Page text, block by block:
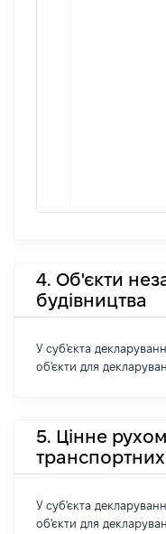
4. Об'єкти
будівництва
У суб'єкта
об'єкти для
5. Цінне
транспортних
У суб'єкта
об'єкти для